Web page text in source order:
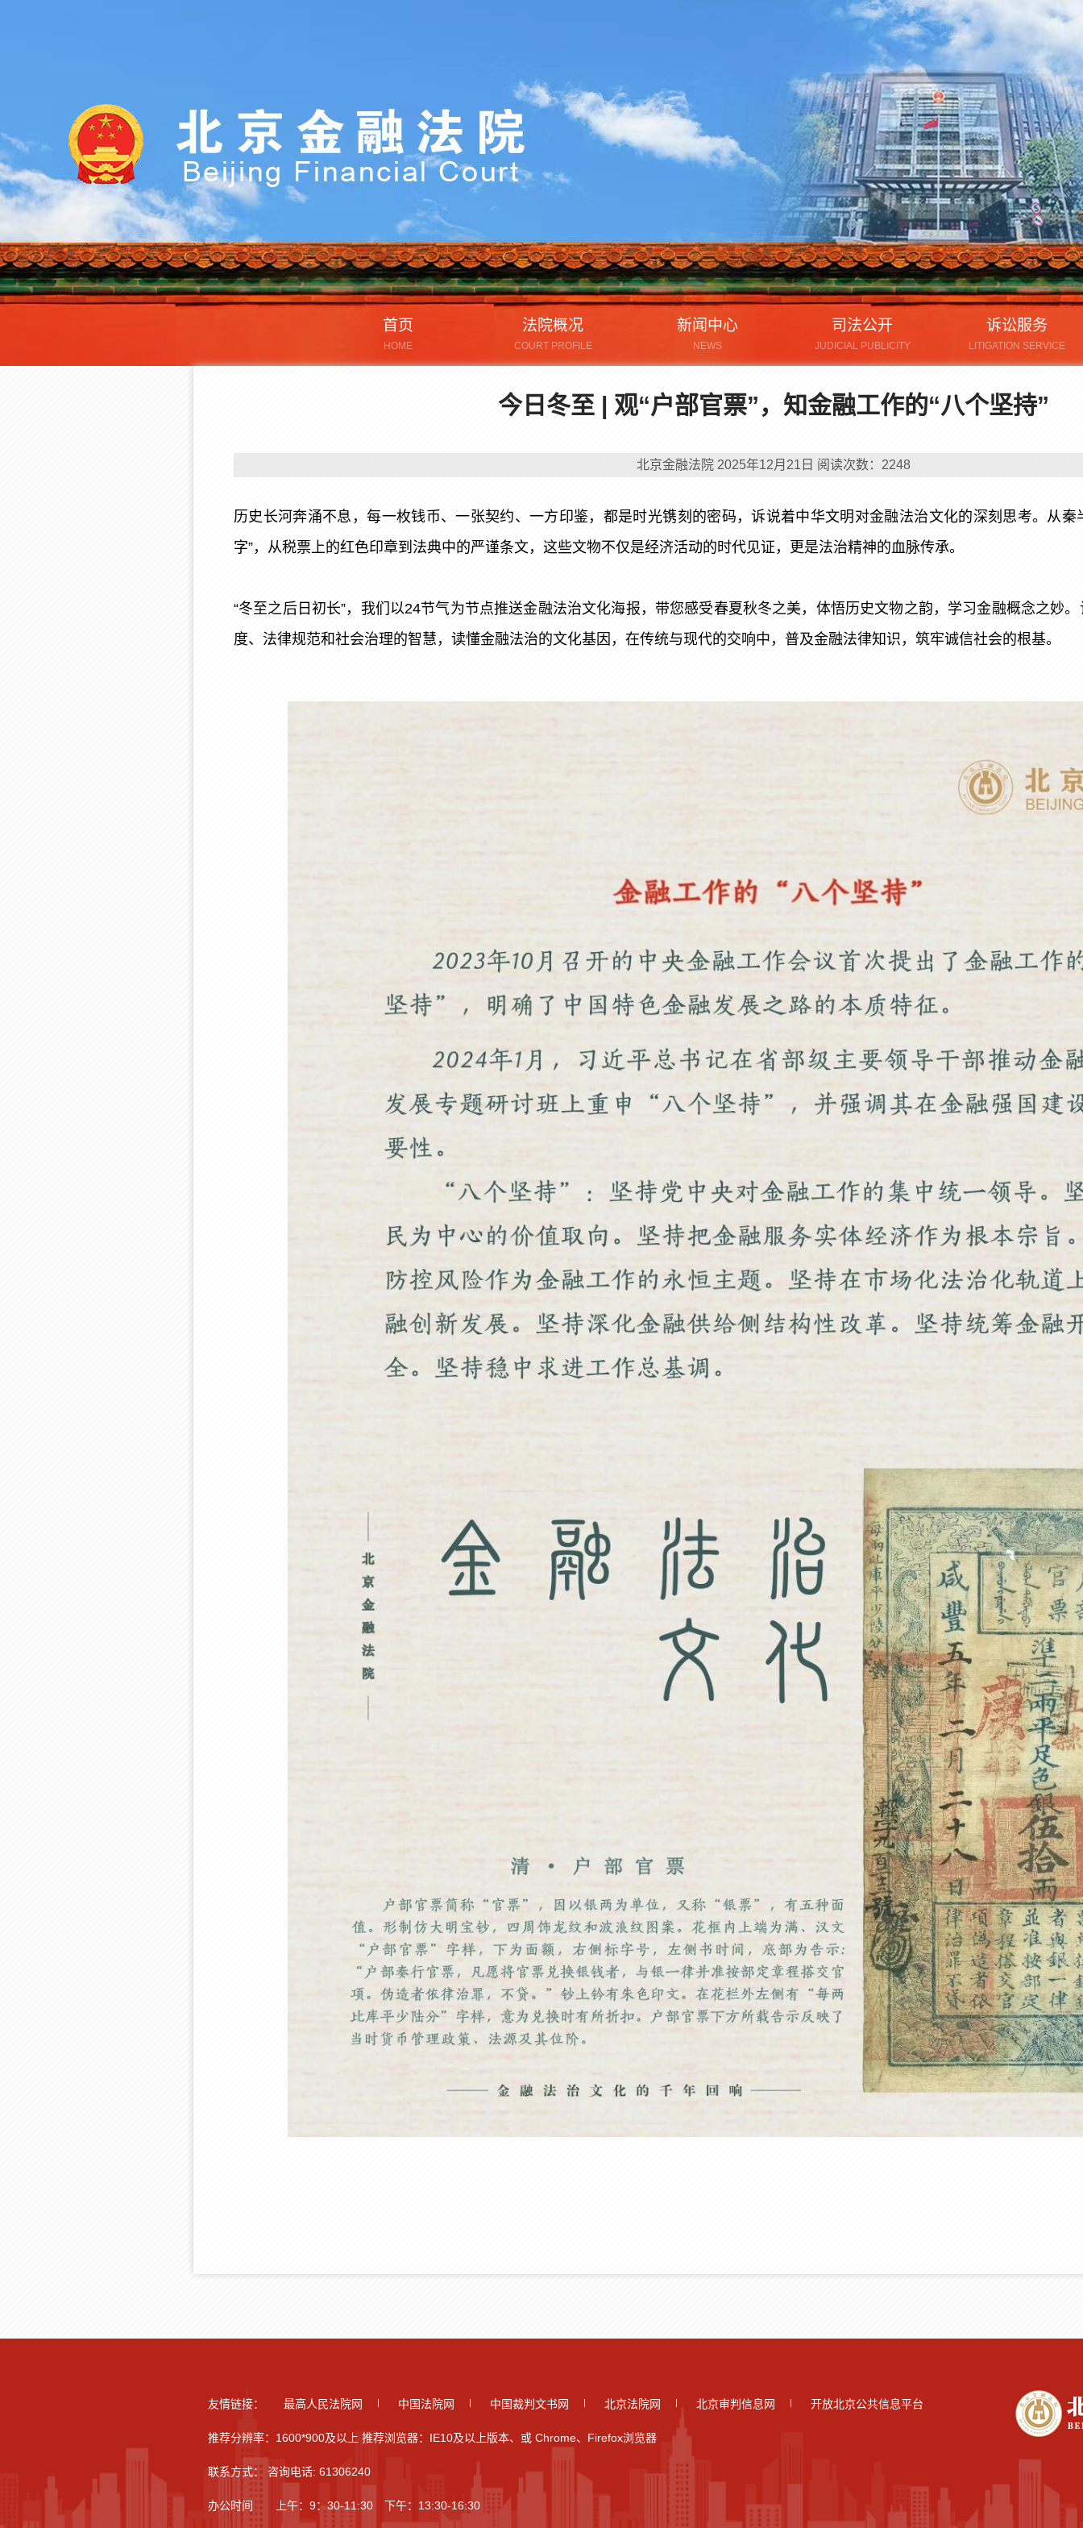
首页
HOME
法院概况
COURT PROFILE
新闻中心
NEWS
司法公开
JUDICIAL PUBLICITY
裁判文书
诉讼服务
LITIGATION SERVICE
今日冬至 | 观“户部官票”，知金融工作的“八个坚持”
北京金融法院 2025年12月21日 阅读次数： 2248
历史长河奔涌不息，每一枚钱币、一张契约、一方印鉴，都是时光镌刻的密码，诉说着中华文明对金融法治文化的深刻思考。从秦
字”，从税票上的红色印章到法典中的严谨条文，这些文物不仅是经济活动的时代见证，更是法治精神的血脉传承。
“冬至之后日初长”，我们以24节气为节点推送金融法治文化海报，带您感受春夏秋冬之美，体悟历史文物之韵，学习金融概念之妙
度、法律规范和社会治理的智慧，读懂金融法治的文化基因，在传统与现代的交响中，普及金融法律知识，筑牢诚信社会的根基。
友情链接： 最高人民法院网 中国法院网 中国裁判文书网 北京法院网 北京审判信息网 开放北京公共信息平台
推荐分辨率：1600*900及以上 推荐浏览器：IE10及以上版本、或 Chrome、Firefox浏览器
联系方式： 咨询电话: 61306240
办公时间 上午：9：30-11:30 下午：13:30-16:30